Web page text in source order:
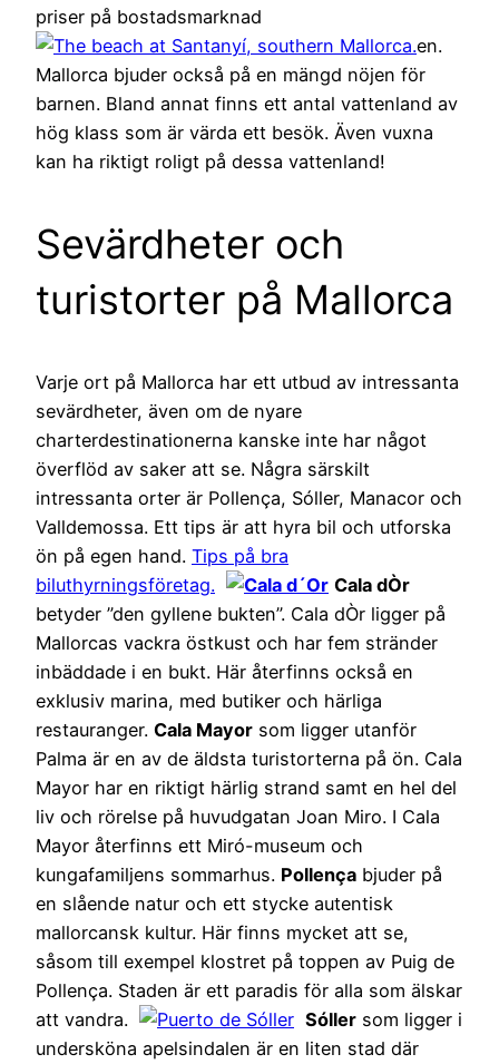
priser på bostadsmarknad
en.
Mallorca bjuder också på en mängd nöjen för
barnen. Bland annat finns ett antal vattenland av
hög klass som är värda ett besök. Även vuxna
kan ha riktigt roligt på dessa vattenland!
Sevärdheter och
turistorter på Mallorca
Varje ort på Mallorca har ett utbud av intressanta
sevärdheter, även om de nyare
charterdestinationerna kanske inte har något
överflöd av saker att se. Några särskilt
intressanta orter är Pollença, Sóller, Manacor och
Valldemossa. Ett tips är att hyra bil och utforska
ön på egen hand. Tips på bra
biluthyrningsföretag.
Cala dÒr
betyder ”den gyllene bukten”. Cala dÒr ligger på
Mallorcas vackra östkust och har fem stränder
inbäddade i en bukt. Här återfinns också en
exklusiv marina, med butiker och härliga
restauranger. Cala Mayor som ligger utanför
Palma är en av de äldsta turistorterna på ön. Cala
Mayor har en riktigt härlig strand samt en hel del
liv och rörelse på huvudgatan Joan Miro. I Cala
Mayor återfinns ett Miró-museum och
kungafamiljens sommarhus. Pollença bjuder på
en slående natur och ett stycke autentisk
mallorcansk kultur. Här finns mycket att se,
såsom till exempel klostret på toppen av Puig de
Pollença. Staden är ett paradis för alla som älskar
att vandra.
Sóller som ligger i
undersköna apelsindalen är en liten stad där